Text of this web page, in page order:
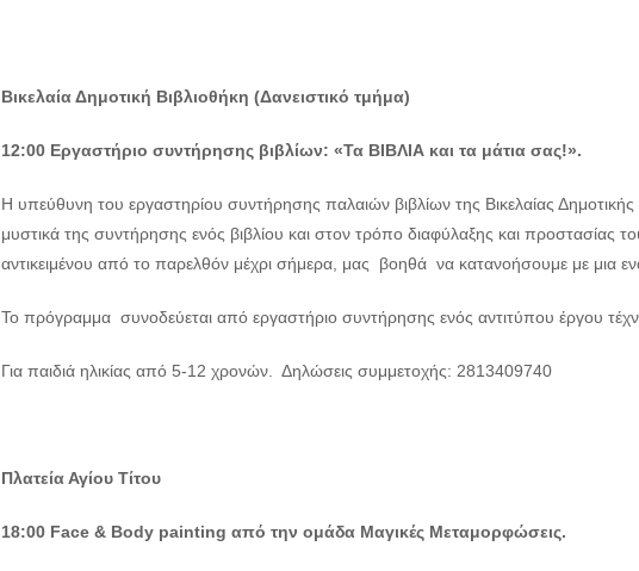
Βικελαία Δημοτική Βιβλιοθήκη (Δανειστικό τμήμα)
12:00 Εργαστήριο συντήρησης βιβλίων: «Τα ΒΙΒΛΙΑ και τα μάτια σας!».
Η υπεύθυνη του εργαστηρίου συντήρησης παλαιών βιβλίων της Βικελαίας
μυστικά της συντήρησης ενός βιβλίου και στον τρόπο διαφύλαξης και προστασίας
αντικειμένου από το παρελθόν μέχρι σήμερα, μας βοηθά να κατανοήσουμε με μια
Το πρόγραμμα συνοδεύεται από εργαστήριο συντήρησης ενός αντιτύπου έργου
Για παιδιά ηλικίας από 5-12 χρονών. Δηλώσεις συμμετοχής: 2813409740
Πλατεία Αγίου Τίτου
18:00 Face & Body painting από την ομάδα Μαγικές Μεταμορφώσεις.